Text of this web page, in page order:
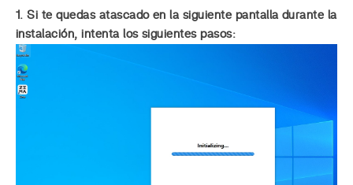
1. Si te quedas atascado en la siguiente pantalla durante la
instalación, intenta los siguientes pasos: